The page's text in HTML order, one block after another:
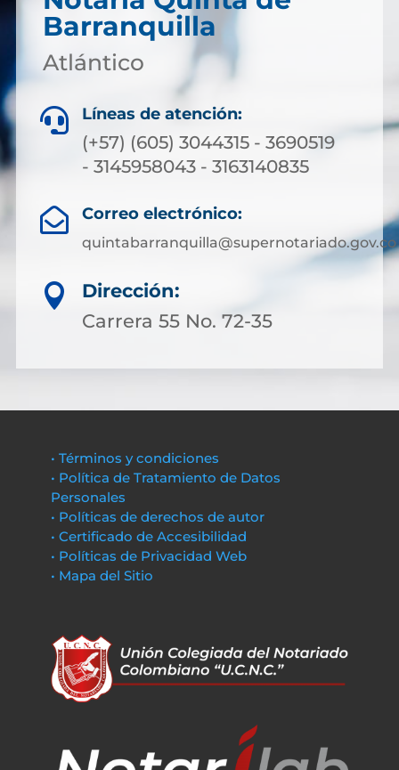
Barranquilla
Atlántico
 Líneas de atención:
(+57) (605) 3044315 - 3690519
- 3145958043 - 3163140835
 Correo electrónico:
quintabarranquilla@supernotariado.gov.co

Dirección:
Carrera 55 No. 72-35
• Términos y condiciones
• Política de Tratamiento de Datos
Personales
• Políticas de derechos de autor
• Certificado de Accesibilidad
• Políticas de Privacidad Web
• Mapa del Sitio